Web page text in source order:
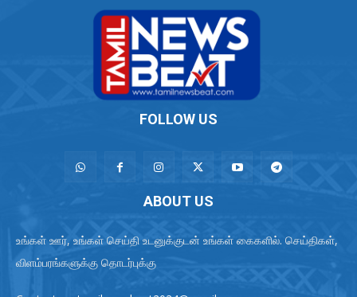
FOLLOW US
ABOUT US
உங்கள் ஊர், உங்கள் செய்தி உடனுக்குடன் உங்கள் கைகளில். செய்திகள்,
விளம்பரங்களுக்கு தொடர்புக்கு